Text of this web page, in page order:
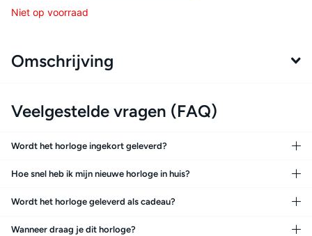
Niet op voorraad
Omschrijving
Veelgestelde vragen (FAQ)
Wordt het horloge ingekort geleverd?
Hoe snel heb ik mijn nieuwe horloge in huis?
Wordt het horloge geleverd als cadeau?
Wanneer draag je dit horloge?